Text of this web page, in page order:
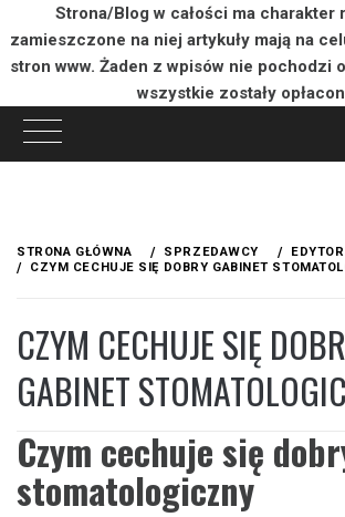
Strona/Blog w całości ma charakter
zamieszczone na niej artykuły mają na
stron www. Żaden z wpisów nie pochodzi
wszystkie zostały
treści
STRONA GŁÓWNA SPRZEDAWCY
EDYTOR
CZYM CECHUJE SIĘ DOBRY GABINET
CZYM CECHUJE SIĘ
GABINET
Czym cechuje się
stomatologiczny